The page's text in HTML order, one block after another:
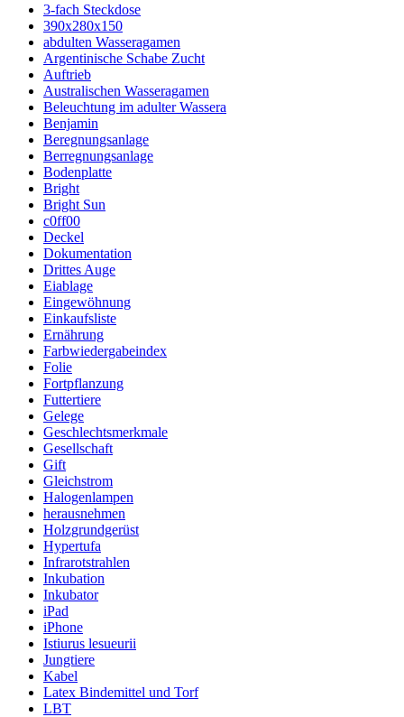
3-fach Steckdose
390x280x150
abdulten Wasseragamen
Argentinische Schabe Zucht
Auftrieb
Australischen Wasseragamen
Beleuchtung im adulter Wassera
Benjamin
Beregnungsanlage
Berregnungsanlage
Bodenplatte
Bright
Bright Sun
c0ff00
Deckel
Dokumentation
Drittes Auge
Eiablage
Eingewöhnung
Einkaufsliste
Ernährung
Farbwiedergabeindex
Folie
Fortpflanzung
Futtertiere
Gelege
Geschlechtsmerkmale
Gesellschaft
Gift
Gleichstrom
Halogenlampen
herausnehmen
Holzgrundgerüst
Hypertufa
Infrarotstrahlen
Inkubation
Inkubator
iPad
iPhone
Istiurus lesueurii
Jungtiere
Kabel
Latex Bindemittel und Torf
LBT